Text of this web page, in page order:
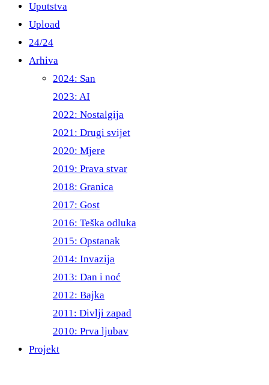
Uputstva
Upload
24/24
Arhiva
2024: San
2023: AI
2022: Nostalgija
2021: Drugi svijet
2020: Mjere
2019: Prava stvar
2018: Granica
2017: Gost
2016: Teška odluka
2015: Opstanak
2014: Invazija
2013: Dan i noć
2012: Bajka
2011: Divlji zapad
2010: Prva ljubav
Projekt